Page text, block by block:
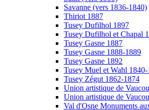
Savanne (vers 1836-1840)
Thiriot 1887
Tusey Dufilhol 1897
Tusey Dufilhol et Chapal
Tusey Gasne 1887
Tusey Gasne 1888-1889
Tusey Gasne 1892
Tusey Muel et Wahl 1840-
Tusey Zégut 1862-1874
Union artistique de
Union artistique de
Val d'Osne Monuments